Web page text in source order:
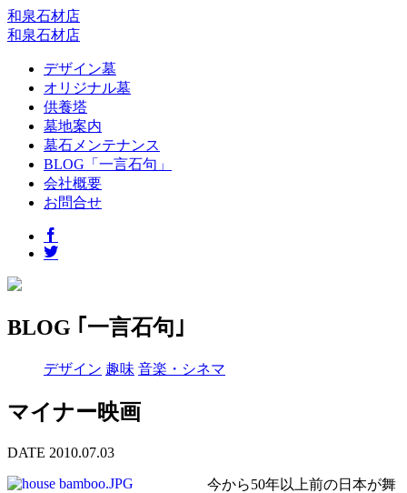
和泉石材店
和泉石材店
デザイン墓
オリジナル墓
供養塔
墓地案内
墓石メンテナンス
BLOG「一言石句」
会社概要
お問合せ
BLOG ｢一言石句｣
デザイン 趣味 音楽・シネマ
マイナー映画
DATE 2010.07.03
今から50年以上前の日本が舞